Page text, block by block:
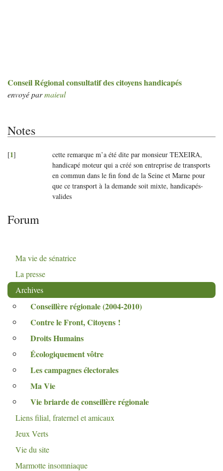
Conseil Régional consultatif des citoyens handicapés
envoyé parmaieul
Notes
[1] cette remarque m’a été dite par monsieur TEXEIRA,
handicapé moteur qui a créé son entreprise de transports
en commun dans le fin fond de la Seine et Marne pour
que ce transport à la demande soit mixte, handicapés-
valides
Forum
Ma vie de sénatrice
La presse
Archives
Conseillère régionale (2004-2010)
Contre le Front, Citoyens !
Droits Humains
Écologiquement vôtre
Les campagnes électorales
Ma Vie
Vie briarde de conseillère régionale
Liens filial, fraternel et amicaux
Jeux Verts
Vie du site
Marmotte insomniaque